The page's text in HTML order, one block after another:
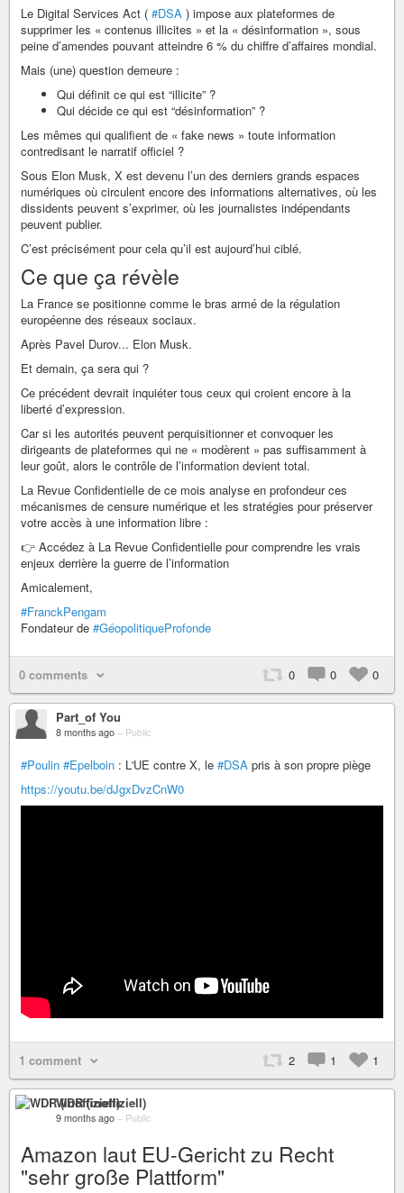
Le Digital Services Act ( #DSA ) impose aux plateformes de
supprimer les « contenus illicites » et la « désinformation », sous
peine d’amendes pouvant atteindre 6 % du chiffre d’affaires mondial.
Mais (une) question demeure :
Qui définit ce qui est “illicite” ?
Qui décide ce qui est “désinformation” ?
Les mêmes qui qualifient de « fake news » toute information
contredisant le narratif officiel ?
Sous Elon Musk, X est devenu l’un des derniers grands espaces
numériques où circulent encore des informations alternatives, où les
dissidents peuvent s’exprimer, où les journalistes indépendants
peuvent publier.
C’est précisément pour cela qu’il est aujourd’hui ciblé.
Ce que ça révèle
La France se positionne comme le bras armé de la régulation
européenne des réseaux sociaux.
Après Pavel Durov... Elon Musk.
Et demain, ça sera qui ?
Ce précédent devrait inquiéter tous ceux qui croient encore à la
liberté d’expression.
Car si les autorités peuvent perquisitionner et convoquer les
dirigeants de plateformes qui ne « modèrent » pas suffisamment à
leur goût, alors le contrôle de l’information devient total.
La Revue Confidentielle de ce mois analyse en profondeur ces
mécanismes de censure numérique et les stratégies pour préserver
votre accès à une information libre :
👉 Accédez à La Revue Confidentielle pour comprendre les vrais
enjeux derrière la guerre de l’information
Amicalement,
#FranckPengam
Fondateur de #GéopolitiqueProfonde
0 comments 0 0 0
Part_of You
8 months ago – Public
#Poulin #Epelboin : L'UE contre X, le #DSA pris à son propre piège
https://youtu.be/dJgxDvzCnW0
1 comment 2 1 1
WDR (inoffiziell)
9 months ago – Public
Amazon laut EU-Gericht zu Recht
"sehr große Plattform"